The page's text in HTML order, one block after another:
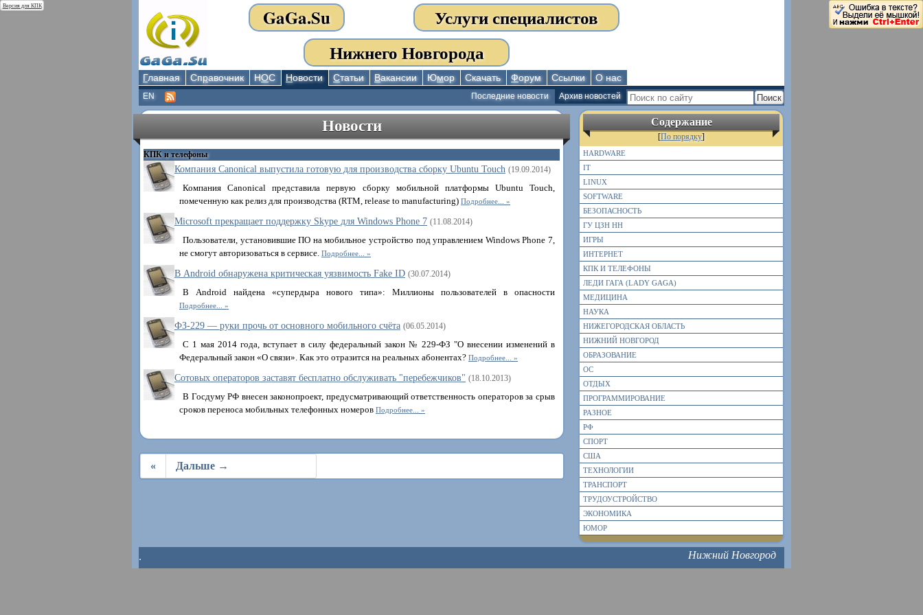
Версия для КПК GaGa.Su
Услуги специалистов
Нижнего Новгорода
Главная Справочник НОС Новости Статьи Вакансии Юмор Скачать Форум Ссылки О нас
Архив новостей
Последние новости
EN
Новости
КПК и телефоны
Компания Canonical выпустила готовую для производства сборку Ubuntu Touch (19.09.2014)
Компания Canonical представила первую сборку мобильной платформы Ubuntu Touch,
помеченную как релиз для производства (RTM, release to manufacturing) Подробнее...
Microsoft прекращает поддержку Skype для Windows Phone 7 (11.08.2014)
Пользователи, установившие ПО на мобильное устройство под управлением Windows Phone 7,
не смогут авторизоваться в сервисе. Подробнее...
В Android обнаружена критическая уязвимость Fake ID (30.07.2014)
В Android найдена «супердыра нового типа»: Миллионы пользователей в опасности
Подробнее...
ФЗ-229 — руки прочь от основного мобильного счёта (06.05.2014)
С 1 мая 2014 года, вступает в силу федеральный закон № 229-ФЗ "О внесении изменений в
Федеральный закон «О связи». Как это отразится на реальных абонентах? Подробнее...
Сотовых операторов заставят бесплатно обслуживать "перебежчиков" (18.10.2013)
В Госдуму РФ внесен законопроект, предусматривающий ответственность операторов за срыв
сроков переноса мобильных телефонных номеров Подробнее...
« Дальше →
Содержание
[По порядку]
HARDWARE
IT
LINUX
SOFTWARE
БЕЗОПАСНОСТЬ
ГУ ЦЗН НН
ИГРЫ
ИНТЕРНЕТ
КПК И ТЕЛЕФОНЫ
ЛЕДИ ГАГА (LADY GAGA)
МЕДИЦИНА
НАУКА
НИЖЕГОРОДСКАЯ ОБЛАСТЬ
НИЖНИЙ НОВГОРОД
ОБРАЗОВАНИЕ
ОС
ОТДЫХ
ПРОГРАММИРОВАНИЕ
РАЗНОЕ
РФ
СПОРТ
США
ТЕХНОЛОГИИ
ТРАНСПОРТ
ТРУДОУСТРОЙСТВО
ЭКОНОМИКА
ЮМОР
. Нижний Новгород